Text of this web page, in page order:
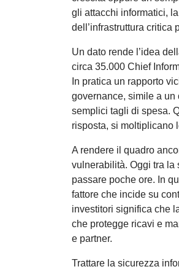
gli attacchi informatici,
dell’infrastruttura critica
Un dato rende l’idea
circa 35.000 Chief
In pratica un rapporto
governance, simile a
semplici tagli di spesa.
risposta, si moltiplicano
A rendere il quadro
vulnerabilità. Oggi tra la
passare poche ore. In
fattore che incide su
investitori significa che
che protegge ricavi e
e partner.
Trattare la sicurezza